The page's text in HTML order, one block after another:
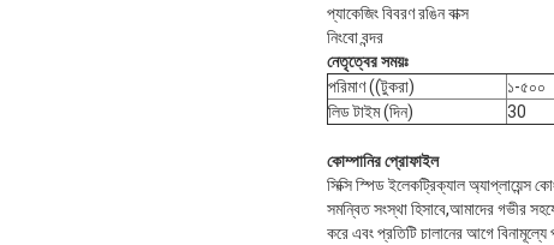
প্যাকেজিং বিবরণ রঙিন বাক্স
নিংবো বন্দর
নেতৃত্বের সময়ঃ
পরিমাণ ((টুকরা)
১-৫০০
লিড টাইম (দিন)
30
কোম্পানির প্রোফাইল
সিক্সি স্পিড ইলেকট্রিক্যাল অ্যাপ্লায়েন্স
সমন্বিত সংস্থা হিসাবে,আমাদের গভীর
করে এবং প্রতিটি চালানের আগে